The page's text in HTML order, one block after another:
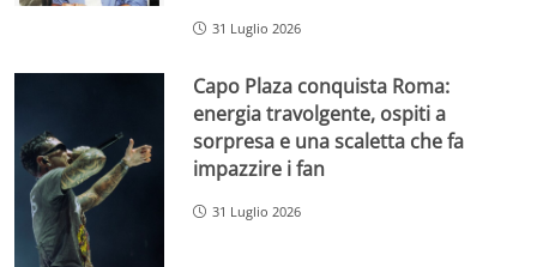
31 Luglio 2026
Capo Plaza conquista Roma:
energia travolgente, ospiti a
sorpresa e una scaletta che fa
impazzire i fan
31 Luglio 2026